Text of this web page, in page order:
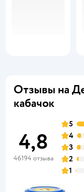
Отзывы на
кабачок
4,8
46194 отзыва
5
4
3
2
1